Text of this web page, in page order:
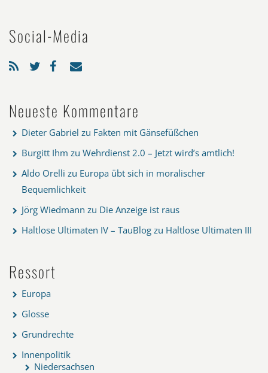
Social-Media
Neueste Kommentare
Dieter Gabriel zu Fakten mit Gänsefüßchen
Burgitt Ihm zu Wehrdienst 2.0 – Jetzt wird’s amtlich!
Aldo Orelli zu Europa übt sich in moralischer
Bequemlichkeit
Jörg Wiedmann zu Die Anzeige ist raus
Haltlose Ultimaten IV – TauBlog zu Haltlose Ultimaten III
Ressort
Europa
Glosse
Grundrechte
Innenpolitik
Niedersachsen